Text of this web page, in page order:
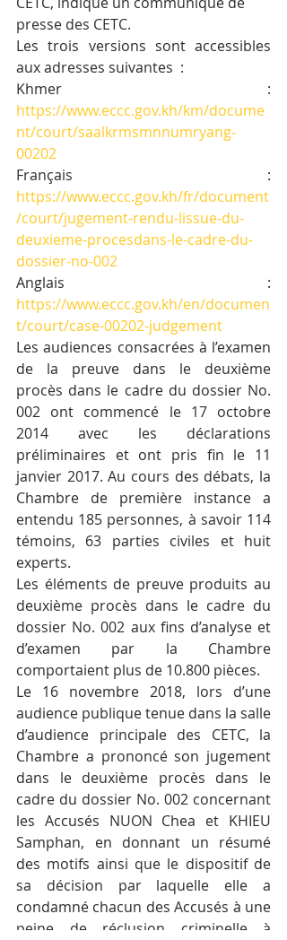
presse des CETC.
Les trois versions sont accessibles
aux adresses suivantes  :
https://www.eccc.gov.kh/km/docume
nt/court/saalkrmsmnnumryang-
00202
https://www.eccc.gov.kh/fr/document
/court/jugement-rendu-lissue-du-
deuxieme-procesdans-le-cadre-du-
dossier-no-002
https://www.eccc.gov.kh/en/documen
t/court/case-00202-judgement
Les audiences consacrées à l’examen
de la preuve dans le deuxième
procès dans le cadre du dossier No.
002 ont commencé le 17 octobre
2014 avec les déclarations
préliminaires et ont pris fin le 11
janvier 2017. Au cours des débats, la
Chambre de première instance a
entendu 185 personnes, à savoir 114
témoins, 63 parties civiles et huit
experts.
Les éléments de preuve produits au
deuxième procès dans le cadre du
dossier No. 002 aux fins d’analyse et
d’examen par la Chambre
comportaient plus de 10.800 pièces.
Le 16 novembre 2018, lors d’une
audience publique tenue dans la salle
d’audience principale des CETC, la
Chambre a prononcé son jugement
dans le deuxième procès dans le
cadre du dossier No. 002 concernant
les Accusés NUON Chea et KHIEU
Samphan, en donnant un résumé
des motifs ainsi que le dispositif de
sa décision par laquelle elle a
condamné chacun des Accusés à une
peine de réclusion criminelle à